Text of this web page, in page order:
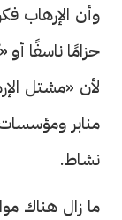
وأن الإرهاب
حزامًا ناسفًا أو
لأن «مشتل
منابر
نشاط.
ما زال هناك